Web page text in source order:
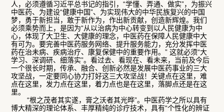
人，必须遵循习近平总书记的指引，“学懂、弄通、做实”，为振兴
中医药、为建设“健康中国”、为实现伟大的中华民族复兴的中国
梦，勇于新担当，敢于新作为，作出新贡献，创造新辉煌。我们
必须乘势而上，是因为“从以治病为中心转变到以人民健康为中
心，体现了大卫生、大健康的理念，中医药在保障人民健康中大
有可为。要完善中医药服务网络、提升服务能力，充分发挥中医
药在治未病、疾病治疗、康复保健中的重要作用。” 这就必须“大
学习、深调研、细落实”。看过去、看现在、看未来，当前及今后
一个很长时期，传承、融合、创新必然是发展中医药事业的三大
攻坚战，一定要同心协力打好这三大攻坚战！关键点在这里，难
点在这里，发力点在这里，着力点也是在这里，落脚点还是在这
里。
“根之茂者其实遂，膏之沃者其光晔”。中医药学之所以具有
博大精深的理论体系、丰厚精纯的诊疗技术，具有“个性化的辨证